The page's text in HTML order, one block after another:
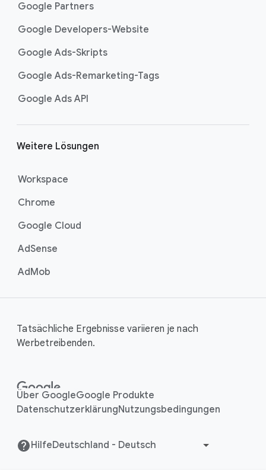
Google Partners
Google Developers-Website
Google Ads-Skripts
Google Ads-Remarketing-Tags
Google Ads API
Weitere Lösungen
Workspace
Chrome
Google Cloud
AdSense
AdMob
Tatsächliche Ergebnisse variieren je nach
Werbetreibenden.
Über GoogleGoogle Produkte
DatenschutzerklärungNutzungsbedingungen
Hilfe